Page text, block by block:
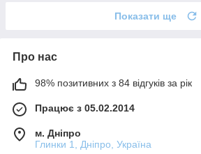
Показати ще
Про нас
98% позитивних з 84 відгуків за рік
Працює з 05.02.2014
м. Дніпро
Глинки 1, Дніпро, Україна